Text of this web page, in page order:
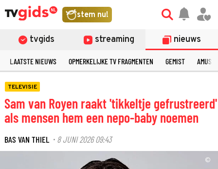
stem nu!
tvgids streaming nieuws
LAATSTE NIEUWS OPMERKELIJKE TV FRAGMENTEN GEMIST
TELEVISIE
Sam van Royen raakt 'tikkeltje gefrustreerd'
als mensen hem een nepo-baby noemen
BAS VAN THIEL· 8 JUNI 2026 09:43
©